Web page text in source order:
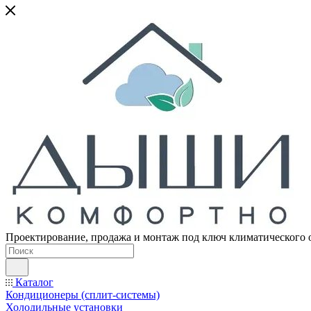
Проектирование, продажа и монтаж под ключ климатического
Каталог
Кондиционеры (сплит-системы)
Холодильные установки